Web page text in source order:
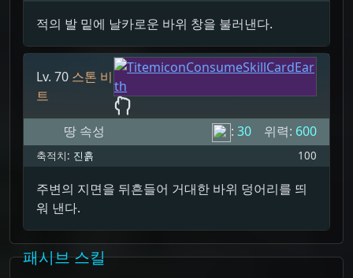
적의 발 밑에 날카로운 바위 창을 불러낸다.
Lv. 70 스톤 비
트
땅 속성 : 30 위력: 600
축적치: 진흙 100
주변의 지면을 뒤흔들어 거대한 바위 덩어리를 띄
워 낸다.
패시브 스킬